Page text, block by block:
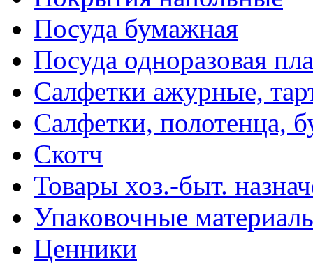
Посуда бумажная
Посуда одноразовая
Салфетки ажурные,
Салфетки, полотенца,
Скотч
Товары хоз.-быт.
Упаковочные
Ценники